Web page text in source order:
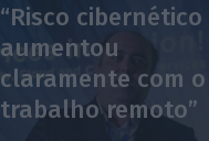
“Risco cibernético
aumentou
claramente com o
trabalho remoto”